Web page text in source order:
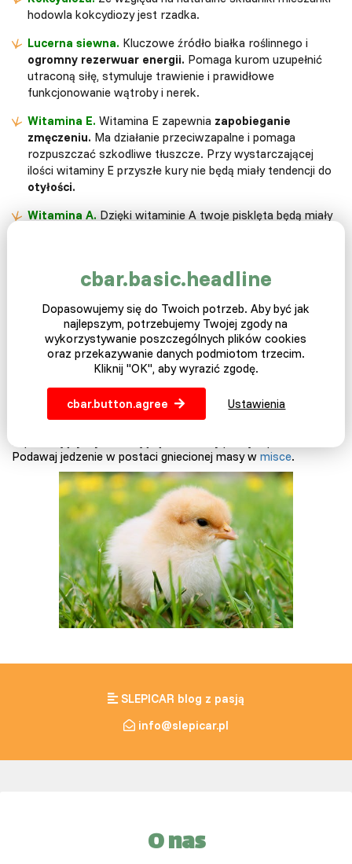
hodowla kokcydiozy jest rzadka.
Lucerna siewna. Kluczowe źródło białka roślinnego i
ogromny rezerwuar energii. Pomaga kurom uzupełnić
utraconą siłę, stymuluje trawienie i prawidłowe
funkcjonowanie wątroby i nerek.
Witamina E. Witamina E zapewnia zapobieganie
zmęczeniu. Ma działanie przeciwzapalne i pomaga
rozpuszczać szkodliwe tłuszcze. Przy wystarczającej
ilości witaminy E przyszłe kury nie będą miały tendencji do
otyłości.
Witamina A. Dzięki witaminie A twoje pisklęta będą miały
Pszenica, ekstrakt z łuszczonej soi, makuch rzepakowy,
jęczmień, suszone destylatory, otręby pszenne, kukurydza,
węglan wapnia, diwodorofosforan wapnia, melasa, chlorek
sodu, mąka pszenna. Witamina A i E, a także lucerna.
Pasza przeznaczona jest do chowu kurcząt w wieku do 6
zapewniający wystarczającą ilość wody pitnej w podile.
Podawaj jedzenie w postaci gniecionej masy w misce.
SLEPICAR blog z pasją
info@slepicar.pl
O nas
cbar.basic.headline
Dopasowujemy się do Twoich potrzeb. Aby być jak
najlepszym, potrzebujemy Twojej zgody na
wykorzystywanie poszczególnych plików cookies
oraz przekazywanie danych podmiotom trzecim.
Kliknij "OK", aby wyrazić zgodę.
cbar.button.agree Ustawienia